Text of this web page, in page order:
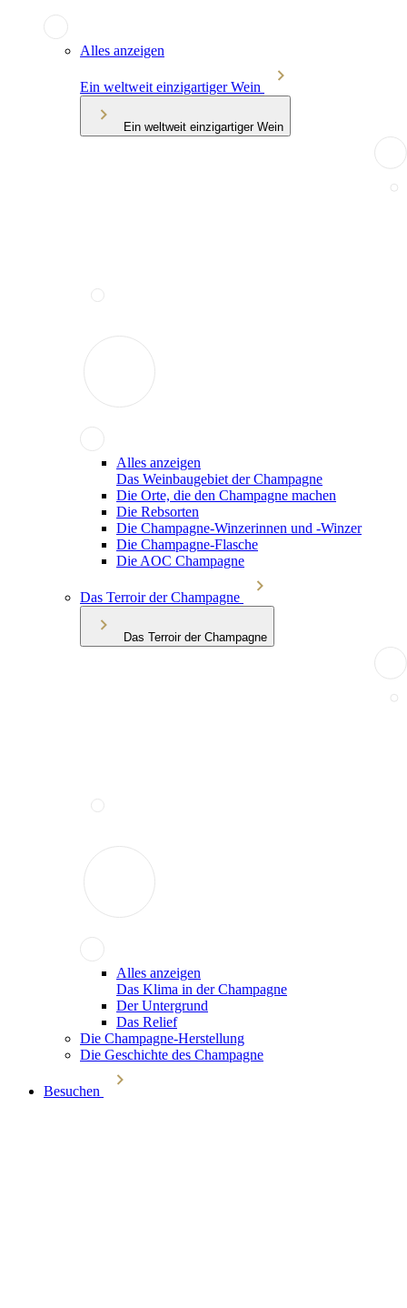
Alles anzeigen
Ein weltweit einzigartiger Wein
Ein weltweit einzigartiger Wein
Alles anzeigen
Das Weinbaugebiet der Champagne
Die Orte, die den Champagne machen
Die Rebsorten
Die Champagne-Winzerinnen und -Winzer
Die Champagne-Flasche
Die AOC Champagne
Das Terroir der Champagne
Das Terroir der Champagne
Alles anzeigen
Das Klima in der Champagne
Der Untergrund
Das Relief
Die Champagne-Herstellung
Die Geschichte des Champagne
Besuchen